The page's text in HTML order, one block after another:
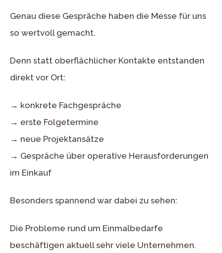
Genau diese Gespräche haben die Messe für uns
so wertvoll gemacht.
Denn statt oberflächlicher Kontakte entstanden
direkt vor Ort:
→ konkrete Fachgespräche
→ erste Folgetermine
→ neue Projektansätze
→ Gespräche über operative Herausforderungen
im Einkauf
Besonders spannend war dabei zu sehen:
Die Probleme rund um Einmalbedarfe
beschäftigen aktuell sehr viele Unternehmen.